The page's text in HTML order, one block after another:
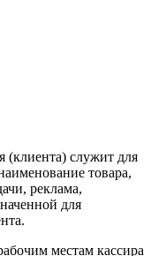
(клиента) служит для
товара,
реклама,
для
местам кассира